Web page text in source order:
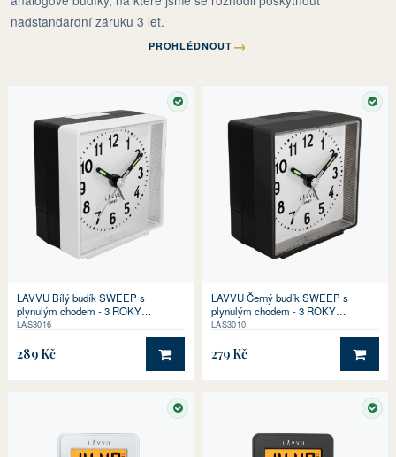
nadstandardní záruku 3 let.
PROHLÉDNOUT →
SKLADEM
LAVVU Bílý budík SWEEP s
plynulým chodem - 3 ROKY
ZÁRUKA!
LAS3016
289 Kč DO KOŠÍKU
LAVVU Černý budík SWEEP s
plynulým chodem - 3 ROKY
ZÁRUKA!
LAS3010
279 Kč DO
SKLADEM